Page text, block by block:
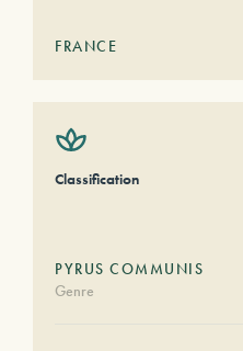
FRANCE
Classification
PYRUS COMMUNIS
Genre